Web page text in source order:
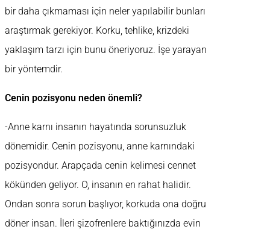
bir daha çıkmaması için neler yapılabilir bunları
araştırmak gerekiyor. Korku, tehlike, krizdeki
yaklaşım tarzı için bunu öneriyoruz. İşe yarayan
bir yöntemdir.
Cenin pozisyonu neden önemli?
-Anne karnı insanın hayatında sorunsuzluk
dönemidir. Cenin pozisyonu, anne karnındaki
pozisyondur. Arapçada cenin kelimesi cennet
kökünden geliyor. O, insanın en rahat halidir.
Ondan sonra sorun başlıyor, korkuda ona doğru
döner insan. İleri şizofrenlere baktığınızda evin